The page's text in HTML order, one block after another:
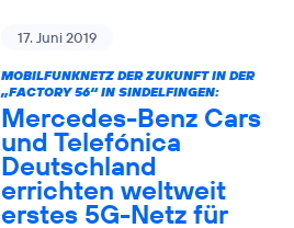
17. Juni 2019
MOBILFUNKNETZ DER ZUKUNFT IN DER
„FACTORY 56“ IN SINDELFINGEN:
Mercedes-Benz Cars
und Telefónica
Deutschland
errichten weltweit
erstes 5G-Netz für